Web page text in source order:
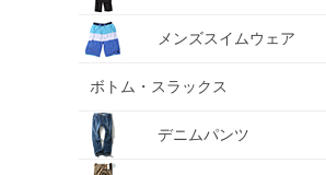
メンズスイムウェア
ボトム・スラックス
デニムパンツ